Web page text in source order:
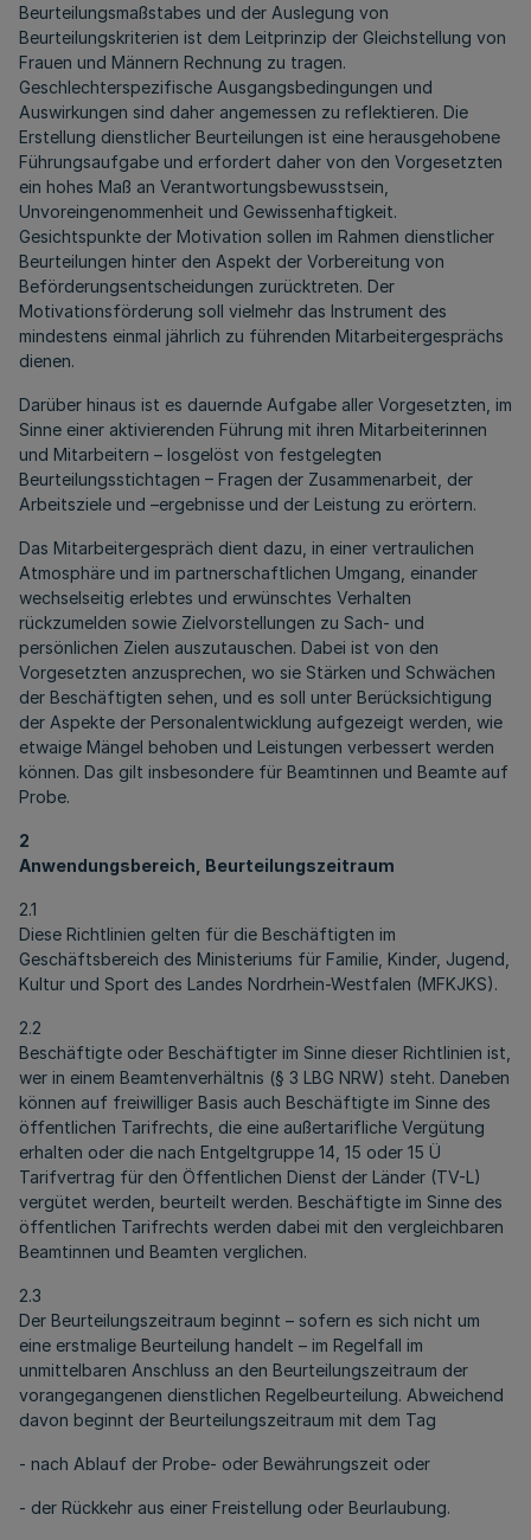
Beurteilungsmaßstabes und der Auslegung von
Beurteilungskriterien ist dem Leitprinzip der Gleichstellung von
Frauen und Männern Rechnung zu tragen.
Geschlechterspezifische Ausgangsbedingungen und
Auswirkungen sind daher angemessen zu reflektieren. Die
Erstellung dienstlicher Beurteilungen ist eine herausgehobene
Führungsaufgabe und erfordert daher von den Vorgesetzten
ein hohes Maß an Verantwortungsbewusstsein,
Unvoreingenommenheit und Gewissenhaftigkeit.
Gesichtspunkte der Motivation sollen im Rahmen dienstlicher
Beurteilungen hinter den Aspekt der Vorbereitung von
Beförderungsentscheidungen zurücktreten. Der
Motivationsförderung soll vielmehr das Instrument des
mindestens einmal jährlich zu führenden Mitarbeitergesprächs
dienen.
Darüber hinaus ist es dauernde Aufgabe aller Vorgesetzten, im
Sinne einer aktivierenden Führung mit ihren Mitarbeiterinnen
und Mitarbeitern – losgelöst von festgelegten
Beurteilungsstichtagen – Fragen der Zusammenarbeit, der
Arbeitsziele und –ergebnisse und der Leistung zu erörtern.
Das Mitarbeitergespräch dient dazu, in einer vertraulichen
Atmosphäre und im partnerschaftlichen Umgang, einander
wechselseitig erlebtes und erwünschtes Verhalten
rückzumelden sowie Zielvorstellungen zu Sach- und
persönlichen Zielen auszutauschen. Dabei ist von den
Vorgesetzten anzusprechen, wo sie Stärken und Schwächen
der Beschäftigten sehen, und es soll unter Berücksichtigung
der Aspekte der Personalentwicklung aufgezeigt werden, wie
etwaige Mängel behoben und Leistungen verbessert werden
können. Das gilt insbesondere für Beamtinnen und Beamte auf
Probe.
2
Anwendungsbereich, Beurteilungszeitraum
2.1
Diese Richtlinien gelten für die Beschäftigten im
Geschäftsbereich des Ministeriums für Familie, Kinder, Jugend,
Kultur und Sport des Landes Nordrhein-Westfalen (MFKJKS).
2.2
Beschäftigte oder Beschäftigter im Sinne dieser Richtlinien ist,
wer in einem Beamtenverhältnis (§ 3 LBG NRW) steht. Daneben
können auf freiwilliger Basis auch Beschäftigte im Sinne des
öffentlichen Tarifrechts, die eine außertarifliche Vergütung
erhalten oder die nach Entgeltgruppe 14, 15 oder 15 Ü
Tarifvertrag für den Öffentlichen Dienst der Länder (TV-L)
vergütet werden, beurteilt werden. Beschäftigte im Sinne des
öffentlichen Tarifrechts werden dabei mit den vergleichbaren
Beamtinnen und Beamten verglichen.
2.3
Der Beurteilungszeitraum beginnt – sofern es sich nicht um
eine erstmalige Beurteilung handelt – im Regelfall im
unmittelbaren Anschluss an den Beurteilungszeitraum der
vorangegangenen dienstlichen Regelbeurteilung. Abweichend
davon beginnt der Beurteilungszeitraum mit dem Tag
- nach Ablauf der Probe- oder Bewährungszeit oder
- der Rückkehr aus einer Freistellung oder Beurlaubung.